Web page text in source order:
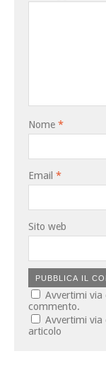
Nome *
Email *
Sito web
Avvertimi via
commento.
Avvertimi via
articolo